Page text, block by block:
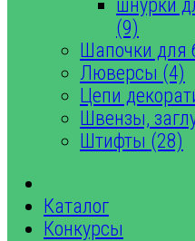
шнурки
(9)
Шапочки для
Люверсы (4)
Цепи
Швензы,
Штифты (28)
Каталог
Конкурсы